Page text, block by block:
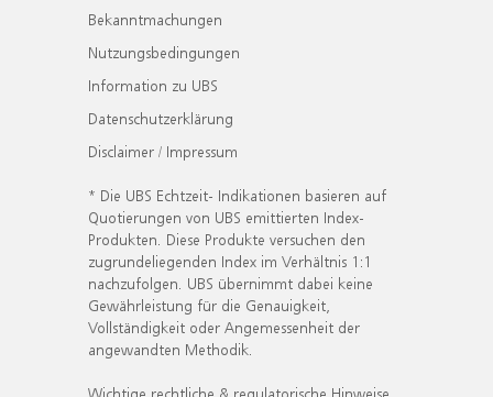
Bekanntmachungen
Nutzungsbedingungen
Information zu UBS
Datenschutzerklärung
Disclaimer / Impressum
* Die UBS Echtzeit- Indikationen basieren auf
Quotierungen von UBS emittierten Index-
Produkten. Diese Produkte versuchen den
zugrundeliegenden Index im Verhältnis 1:1
nachzufolgen. UBS übernimmt dabei keine
Gewährleistung für die Genauigkeit,
Vollständigkeit oder Angemessenheit der
angewandten Methodik.